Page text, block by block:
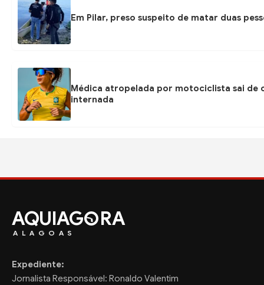
Em Pilar, preso suspeito de matar duas
Médica atropelada por motociclista sai de
internada
AQUIAG RA
ALAGOAS
Expediente:
Jornalista Responsável: Ronaldo Valentim